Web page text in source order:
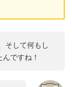
そして何もし
ですね！